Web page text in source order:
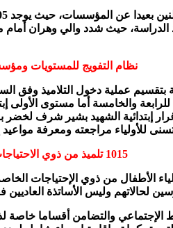
الدراسة، حيث شدد والي
نظام التفويج للمستويات
عملية دخول التلاميذ وفق
للرابعة والخامسة أما مستوى
إبتدائية الشهيد بشير شرف
للأولياء مراجعته ومعرفة مواعيد
1015 تلميذ من ذوي الاحتياجات مقسمين على 122 فصل دراسي
الأطفال من ذوي الإحتياجات
لحالاتهم وليس الأساتذة العاديين
الإجتماعي والتضامن أقساما